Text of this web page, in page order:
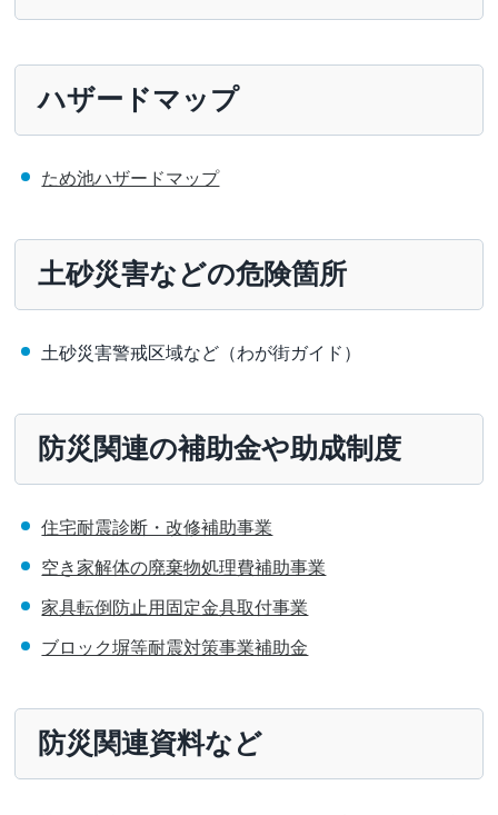
ハザードマップ
ため池ハザードマップ
土砂災害などの危険箇所
土砂災害警戒区域など（わが街ガイド）
防災関連の補助金や助成制度
住宅耐震診断・改修補助事業
空き家解体の廃棄物処理費補助事業
家具転倒防止用固定金具取付事業
ブロック塀等耐震対策事業補助金
防災関連資料など